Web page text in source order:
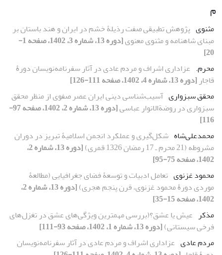
م
مثنوی پژوهش تطبیقی صفت رذیلۀ خشم در ایران و هند باستان بر
مبنای شاهنامه و مثنوی معنوی
[دوره 13، شماره 3، 1402، صفحه 1-
20]
محرم.‏ عزاداری اشراف و مردم عادی در آثار سفرنامه‌نویسان دورۀ
قاجار [دوره 13، شماره 4، 1402، صفحه 111-126]
محقق سبزواری آسیب‌شناسی دینی ایران عصر صفوی از منظر محقق
سبزواری در روضةالانوار عباسی
[دوره 13، شماره 2، 1402، صفحه 97-
116]
محمدعلی‌شاه شکل‌گیری و عملکرد انجمن اسلامیۀ تبریز در دوران
مشروطه (21 محرم ـ 17 رمضان 1326 قمری)
[دوره 13، شماره 2،
1402، صفحه 75-95]
محمود غزنوی تعامل ادبیات و توسعۀ فضای جغرافیایی (مطالعۀ
موردی دورۀ محمود غزنوی، قرن پنجم هجری)
[دوره 13، شماره 2،
1402، صفحه 15-35]
مذکر عیش یا عشق؟(بررسی مهمترین ویژگی‌های عشق در تغزل‌های
فرخی سیستانی)[دوره 13، شماره 1، 1402، صفحه 93-111]
مردم عادی عزاداری اشراف و مردم عادی در آثار سفرنامه‌نویسان